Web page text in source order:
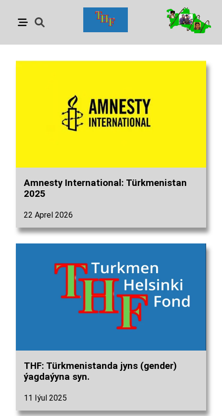
Amnesty International: Türkmenistan
2025
22 Aprel 2026
THF: Türkmenistanda jyns (gender)
ýagdaýyna syn.
11 Iýul 2025